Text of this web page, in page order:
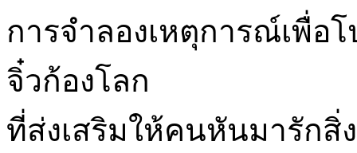
การจำลองเหตุการณ์เพื่อ
จิ๋วก้องโลก
ที่ส่งเสริมให้คนหันมารักสิ่